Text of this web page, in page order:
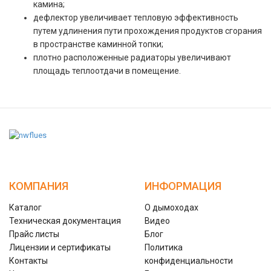
камина;
дефлектор увеличивает тепловую эффективность
путем удлинения пути прохождения продуктов сгорания
в пространстве каминной топки;
плотно расположенные радиаторы увеличивают
площадь теплоотдачи в помещение.
КОМПАНИЯ
Каталог
Техническая документация
Прайс листы
Лицензии и сертификаты
Контакты
ИНФОРМАЦИЯ
О дымоходах
Видео
Блог
Политика
конфиденциальности